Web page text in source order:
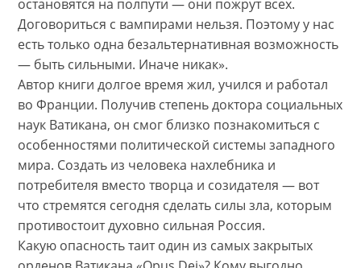
остановятся на полпути — они пожрут всех.
Договориться с вампирами нельзя. Поэтому у нас
есть только одна безальтернативная возможность
— быть сильными. Иначе никак».
Автор книги долгое время жил, учился и работал
во Франции. Получив степень доктора социальных
наук Ватикана, он смог близко познакомиться с
особенностями политической системы западного
мира. Создать из человека нахлебника и
потребителя вместо творца и созидателя — вот
что стремятся сегодня сделать силы зла, которым
противостоит духовно сильная Россия.
Какую опасность таит один из самых закрытых